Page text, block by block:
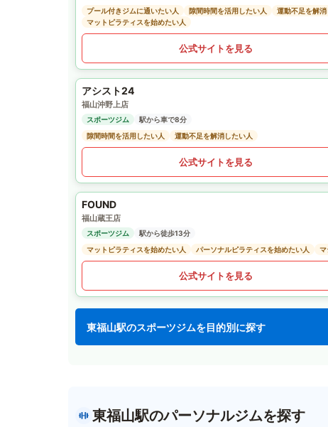
プール付きジムに通いたい人
隙間時間を活用したい人 運動不足を解消
マットピラティスを始めたい人
公式サイトを見る
アシスト24
福山沖野上店
スポーツジム
駅から車で8分
隙間時間を活用したい人
運動不足を解消したい人
公式サイトを見る
FOUND
福山蔵王店
スポーツジム
駅から徒歩13分
マットピラティスを始めたい人
パーソナルピラティスを始めたい人 マ
公式サイトを見る
東福山駅のスポーツジムを目的別に探す
東福山駅のパーソナルジムを探す